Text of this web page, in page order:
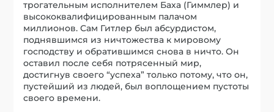
трогательным исполнителем Баха (Гиммлер) и
высококвалифицированным палачом
миллионов. Сам Гитлер был абсурдистом,
поднявшимся из ничтожества к мировому
господству и обратившимся снова в ничто. Он
оставил после себя потрясенный мир,
достигнув своего “успеха” только потому, что он,
пустейший из людей, был воплощением пустоты
своего времени.